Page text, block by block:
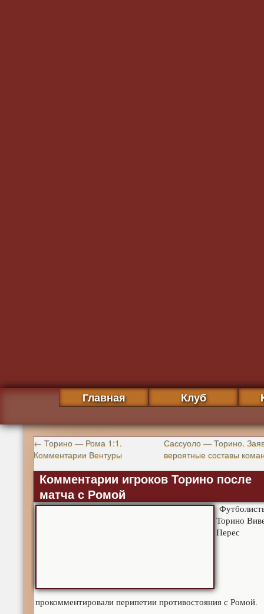
Главная Клуб
← Торино — Рома 1:1.
Комментарии Вентуры
Сассуоло — Торино.
вероятные составы
Комментарии игроков Торино после
матча с Ромой
Торино
Перес
прокомментировали перипетии противостояния с Ромой.